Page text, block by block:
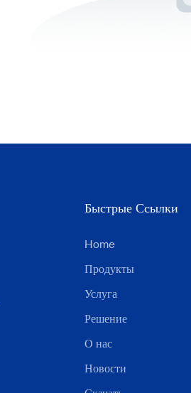
Быстрые Ссылки
Home
Продукты
Услуга
Решение
О нас
Новости